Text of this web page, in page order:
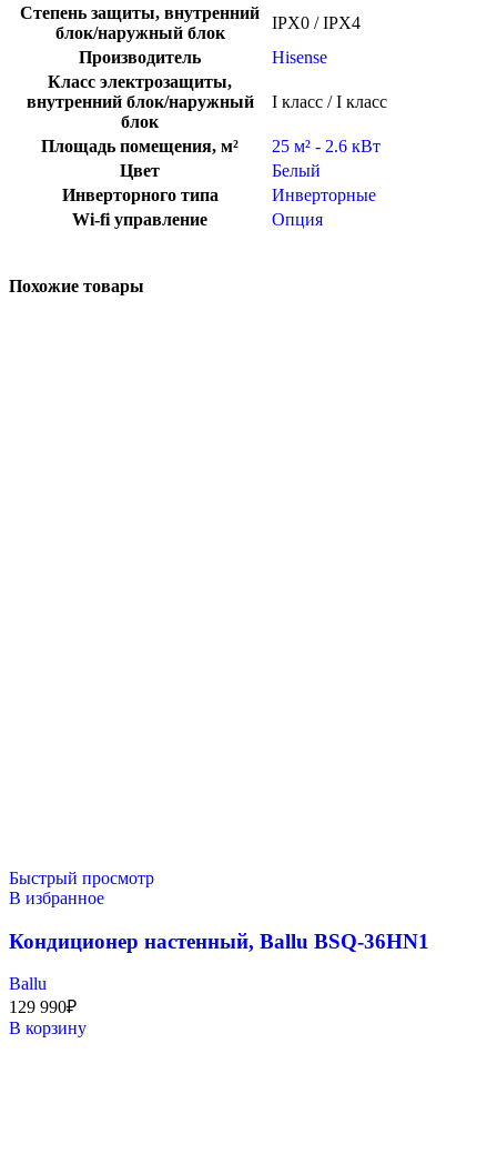
Степень защиты, внутренний
блок/наружный блок
IPX0 / IPX4
Производитель
Hisense
Класс электрозащиты,
внутренний блок/наружный
блок
I класс / I класс
Площадь помещения, м²
25 м² - 2.6 кВт
Цвет
Белый
Инверторного типа
Инверторные
Wi-fi управление
Опция
Похожие товары
Быстрый просмотр
В избранное
Кондиционер настенный, Ballu BSQ-36HN1
Ballu
129 990₽
В корзину